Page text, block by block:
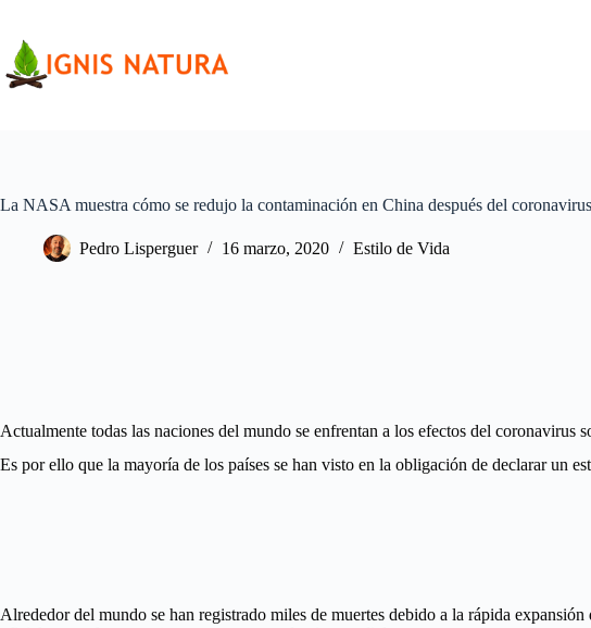
contenido
La NASA muestra cómo se redujo la contaminación en China después del coronavirus
Pedro Lisperguer 16 marzo, 2020 Estilo de Vida
Actualmente todas las naciones del mundo se enfrentan a los efectos del coronavirus
Es por ello que la mayoría de los países se han visto en la obligación de declarar un
Alrededor del mundo se han registrado miles de muertes debido a la rápida